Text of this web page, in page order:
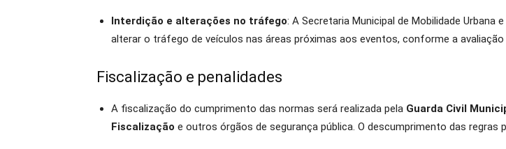
Interdição e alterações no tráfego: A Secretaria Municipal de Mobilidade Urbana
alterar o tráfego de veículos nas áreas próximas aos eventos, conforme a
Fiscalização e penalidades
A fiscalização do cumprimento das normas será realizada pela Guarda Civil
Fiscalização e outros órgãos de segurança pública. O descumprimento das regras